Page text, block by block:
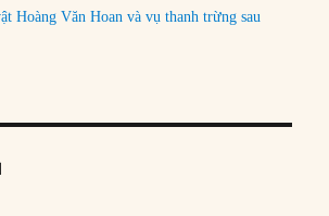
Hoàng Văn Hoan và vụ thanh trừng sau